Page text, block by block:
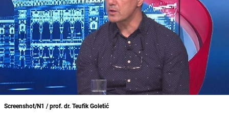
Screenshot/N1 / prof. dr. Teufik Goletić